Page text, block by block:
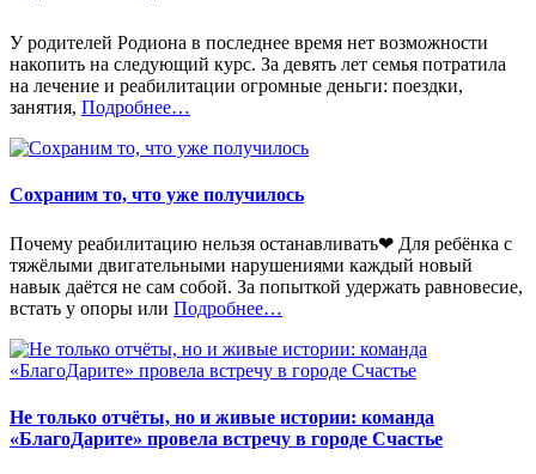
У родителей Родиона в последнее время нет возможности
накопить на следующий курс. За девять лет семья потратила
на лечение и реабилитации огромные деньги: поездки,
занятия, Подробнее«%s»
…
Сохраним то, что уже получилось
Почему реабилитацию нельзя останавливать❤ Для ребёнка с
тяжёлыми двигательными нарушениями каждый новый
навык даётся не сам собой. За попыткой удержать равновесие,
встать у опоры или Подробнее«%s»
…
Не только отчёты, но и живые истории: команда
«БлагоДарите» провела встречу в городе Счастье